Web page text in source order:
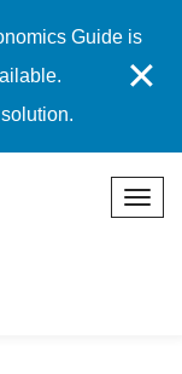
Guide is
✕